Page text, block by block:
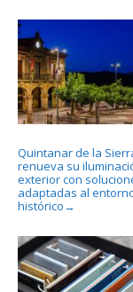
Quintanar de la
renueva su
exterior con
adaptadas al
histórico →